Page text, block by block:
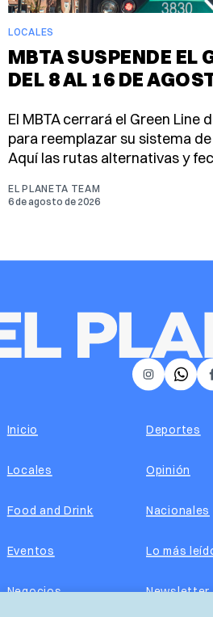
LOCALES
MBTA SUSPENDE EL
DEL 8 AL 16 DE
El MBTA cerrará el Green Line
para reemplazar su sistema
Aquí las rutas alternativas y
EL PLANETA TEAM
6 de agosto de 2026
𝕏
Inicio
Locales
Food and Drink
Eventos
Negocios
Deportes
Opinión
Nacionales
Lo más
Newsletter